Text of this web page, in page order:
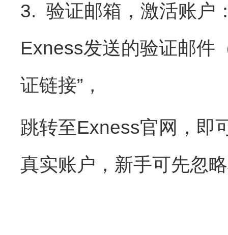
3. 验证邮箱，激活账户
Exness发送的验证邮件
证链接”，
跳转至Exness官网，即
真实账户，新手可先忽